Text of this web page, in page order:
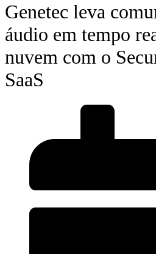
Genetec leva
áudio em tempo
nuvem com o
SaaS